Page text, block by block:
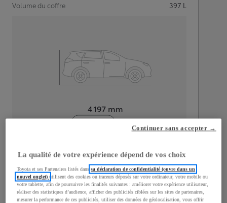
Volume du coffre
397 L
4 197 mm
Largeur
1 765mm
La qualité de votre expérience dépend de vos choix
Toyota et ses Partenaires listés danssa déclaration de confidentialité (ouvre dans un
nouvel onglet)utilisent des cookies ou traceurs déposés sur votre ordinateur, votre mobile ou
votre tablette, afin de poursuivre les finalités suivantes : améliorer votre expérience utilisateur,
réaliser des statistiques d’audience, afficher des publicités ciblées sur les sites de partenaires,
mesurer la performance de ces publicités, utiliser des données de géolocalisation, vous offrir
Continuer sans accepter →